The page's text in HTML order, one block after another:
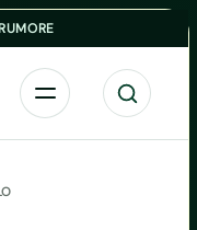
Menu Cerca